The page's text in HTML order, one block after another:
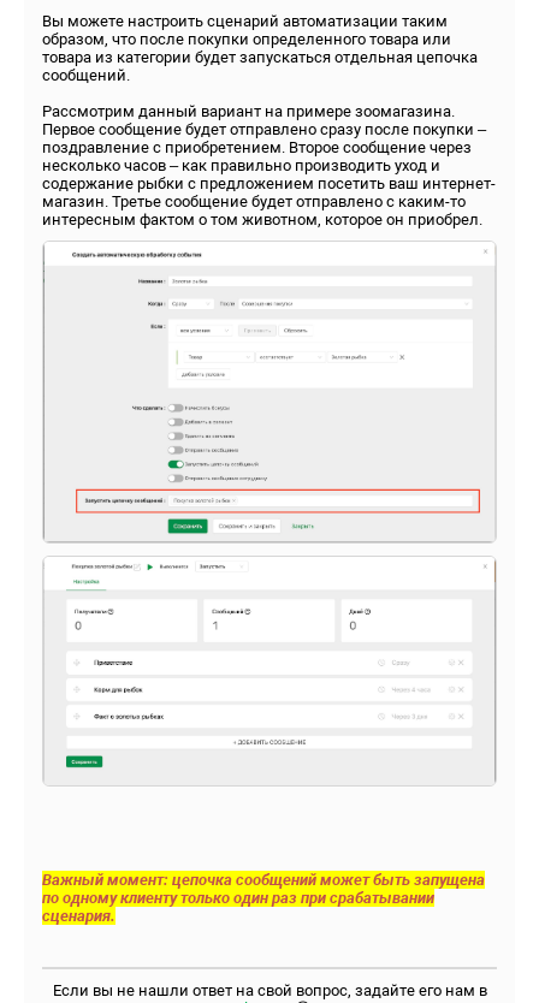
Вы можете настроить сценарий автоматизации таким
образом, что после покупки определенного товара или
товара из категории будет запускаться отдельная цепочка
сообщений.
Рассмотрим данный вариант на примере зоомагазина.
Первое сообщение будет отправлено сразу после покупки –
поздравление с приобретением. Второе сообщение через
несколько часов – как правильно производить уход и
содержание рыбки с предложением посетить ваш интернет-
магазин. Третье сообщение будет отправлено с каким-то
интересным фактом о том животном, которое он приобрел.
Важный момент: цепочка сообщений может быть запущена
по одному клиенту только один раз при срабатывании
сценария.
Если вы не нашли ответ на свой вопрос, задайте его нам в